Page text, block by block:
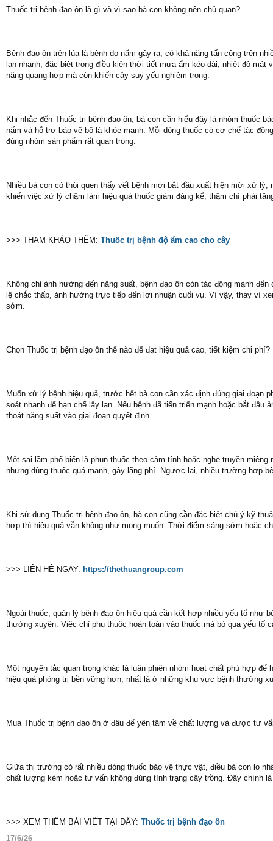
Thuốc trị bệnh đạo ôn là gì và vì sao bà con không nên chủ quan?
Bệnh đạo ôn trên lúa là bệnh do nấm gây ra, có khả năng tấn công trên
lan nhanh, đặc biệt trong điều kiện thời tiết mưa ẩm kéo dài, nhiệt độ mát
năng quang hợp mà còn khiến cây suy yếu nghiêm trọng.
Khi nhắc đến Thuốc trị bệnh đạo ôn, bà con cần hiểu đây là nhóm thuốc
nấm và hỗ trợ bảo vệ bộ lá khỏe mạnh. Mỗi dòng thuốc có cơ chế tác
đúng nhóm sản phẩm rất quan trọng.
Nhiều bà con có thói quen thấy vết bệnh mới bắt đầu xuất hiện mới xử
khiến việc xử lý chậm làm hiệu quả thuốc giảm đáng kể, thậm chí phải
>>> THAM KHẢO THÊM: Thuốc trị bệnh độ ẩm cao cho cây
Không chỉ ảnh hưởng đến năng suất, bệnh đạo ôn còn tác động mạnh
lệ chắc thấp, ảnh hưởng trực tiếp đến lợi nhuận cuối vụ. Vì vậy, thay vì
sớm.
Chọn Thuốc trị bệnh đạo ôn thế nào để đạt hiệu quả cao, tiết kiệm chi phí?
Muốn xử lý bệnh hiệu quả, trước hết bà con cần xác định đúng giai đoạn
soát nhanh để hạn chế lây lan. Nếu bệnh đã tiến triển mạnh hoặc bắt
thoát năng suất vào giai đoạn quyết định.
Một sai lầm phổ biến là phun thuốc theo cảm tính hoặc nghe truyền
nhưng dùng thuốc quá mạnh, gây lãng phí. Ngược lại, nhiều trường hợp
Khi sử dụng Thuốc trị bệnh đạo ôn, bà con cũng cần đặc biệt chú ý kỹ
hợp thì hiệu quả vẫn không như mong muốn. Thời điểm sáng sớm hoặc
>>> LIÊN HỆ NGAY: https://thethuangroup.com
Ngoài thuốc, quản lý bệnh đạo ôn hiệu quả cần kết hợp nhiều yếu tố như
thường xuyên. Việc chỉ phụ thuộc hoàn toàn vào thuốc mà bỏ qua yếu
Một nguyên tắc quan trọng khác là luân phiên nhóm hoạt chất phù hợp
hiệu quả phòng trị bền vững hơn, nhất là ở những khu vực bệnh thường
Mua Thuốc trị bệnh đạo ôn ở đâu để yên tâm về chất lượng và được tư
Giữa thị trường có rất nhiều dòng thuốc bảo vệ thực vật, điều bà con lo
chất lượng kém hoặc tư vấn không đúng tình trạng cây trồng. Đây chính
>>> XEM THÊM BÀI VIẾT TẠI ĐÂY: Thuốc trị bệnh đạo ôn
17/6/26